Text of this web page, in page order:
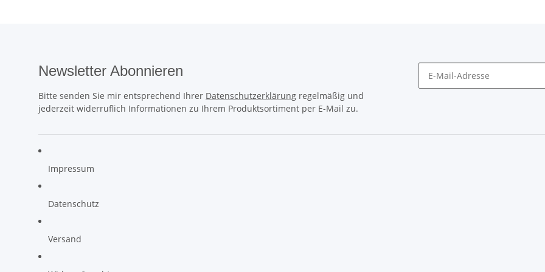
Newsletter Abonnieren
Bitte senden Sie mir entsprechend Ihrer Datenschutzerklärung regelmäßig und
jederzeit widerruflich Informationen zu Ihrem Produktsortiment per E-Mail zu.
Impressum
Datenschutz
Versand